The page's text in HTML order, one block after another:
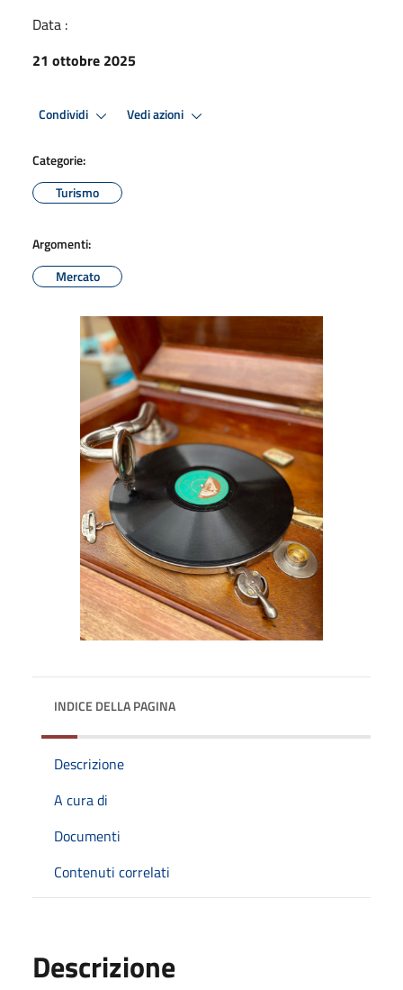
Data :
21 ottobre 2025
Condividi Vedi azioni
Categorie:
Turismo
Argomenti:
Mercato
INDICE DELLA PAGINA
Descrizione
A cura di
Documenti
Contenuti correlati
Descrizione